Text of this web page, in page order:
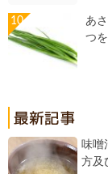
あ
つ
味噌
方及